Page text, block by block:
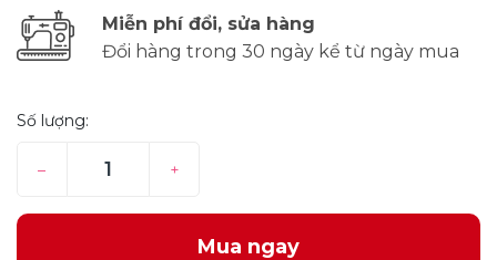
Miễn phí đổi, sửa hàng
Đổi hàng trong 30 ngày kể từ ngày mua
Số lượng:
– +
Mua ngay